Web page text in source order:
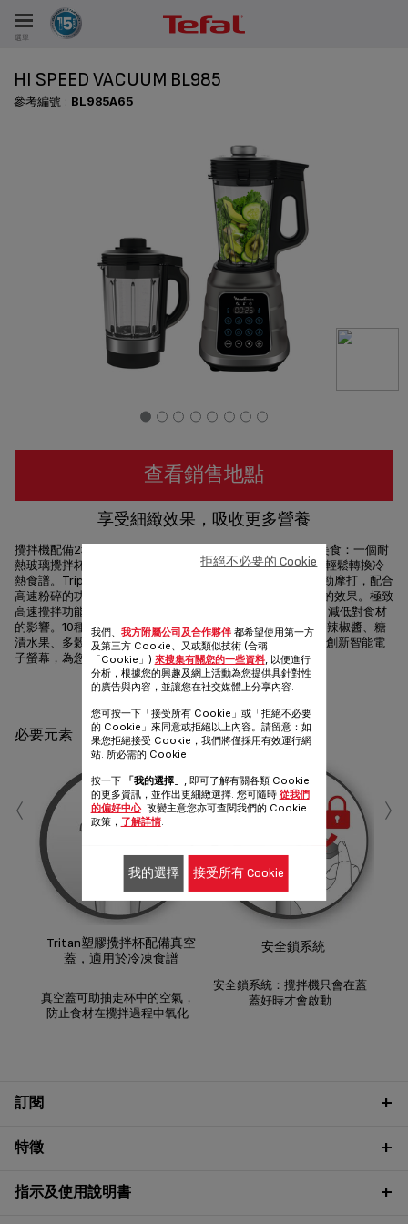
選單
HI SPEED VACUUM BL985
參考編號 : BL985A65
查看銷售地點
享受細緻效果，吸收更多營養
攪拌機配備2種特別設計的攪拌杯，讓您享受一系列冷熱的美食：一個耐
熱玻璃攪拌杯及一個耐刮Tritan塑膠攪拌杯(不含BPA)，助您輕鬆轉換冷
熱食譜。Tripl'Ax® Pro技術結合6塊不銹鋼刀片及1300W強勁摩打，配合
高速粉碎的功能，將營養封鎖於食材之中，為您帶來最細緻的效果。極致
高速攪拌功能結合Nutrikeep™ 技術，將空氣抽出攪拌杯外，減低對食材
的影響。10種內置自動程式為您帶來最佳的美味(湯、果醬、辣椒醬、糖
漬水果、多穀物奶、刨冰、沙冰、奶昔、果仁、雪葩)及一個創新智能電
子螢幕，為您帶來一系列的美食。
分享 發送
必要元素
Tritan塑膠攪拌杯配備真空
蓋，適用於冷凍食譜
真空蓋可助抽走杯中的空氣，
防止食材在攪拌過程中氧化
安全鎖系統
安全鎖系統：攪拌機只會在蓋
蓋好時才會啟動
‹ ›
訂閱
特徵
指示及使用說明書
我們、 我方附屬公司及合作夥伴都希望使用第一方
及第三方 Cookie、又或類似技術 (合稱
「Cookie」) 來搜集有關您的一些資料, 以便進行
分析，根據您的興趣及網上活動為您提供具針對性
的廣告與內容，並讓您在社交媒體上分享內容.
您可按一下「接受所有 Cookie」或「拒絕不必要
的 Cookie」來同意或拒絕以上內容。請留意：如
果您拒絕接受 Cookie，我們將僅採用有效運行網
站. 所必需的 Cookie
按一下 「我的選擇」 , 即可了解有關各類 Cookie
的更多資訊，並作出更細緻選擇. 您可隨時 從我們
的偏好中心. 改變主意您亦可查閱我們的 Cookie
政策， 了解詳情.
拒絕不必要的 Cookie
我的選擇 接受所有 Cookie